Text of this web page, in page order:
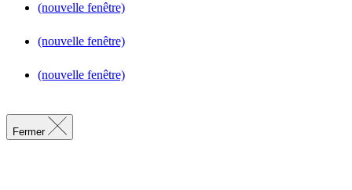
(nouvelle fenêtre)
(nouvelle fenêtre)
(nouvelle fenêtre)
Fermer